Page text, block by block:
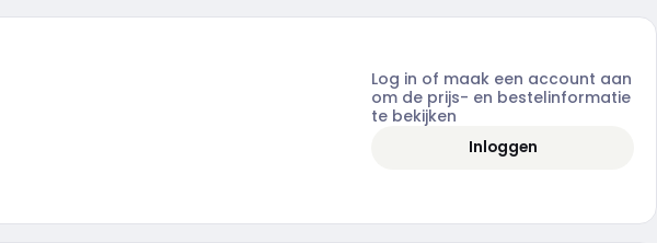
Log in of maak een account aan
om de prijs- en bestelinformatie
te bekijken
Inloggen